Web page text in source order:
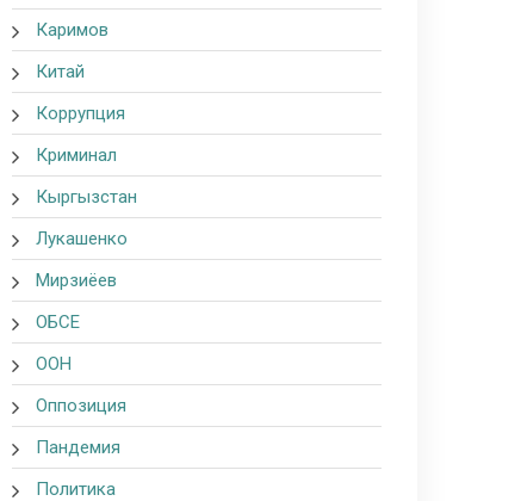
Каримов
Китай
Коррупция
Криминал
Кыргызстан
Лукашенко
Мирзиёев
ОБСЕ
ООН
Оппозиция
Пандемия
Политика